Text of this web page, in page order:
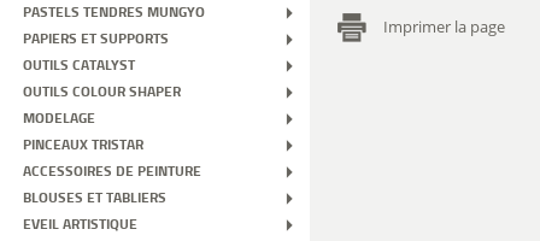
PASTELS TENDRES MUNGYO
PAPIERS ET SUPPORTS
OUTILS CATALYST
OUTILS COLOUR SHAPER
MODELAGE
PINCEAUX TRISTAR
ACCESSOIRES DE PEINTURE
BLOUSES ET TABLIERS
EVEIL ARTISTIQUE
Imprimer la page